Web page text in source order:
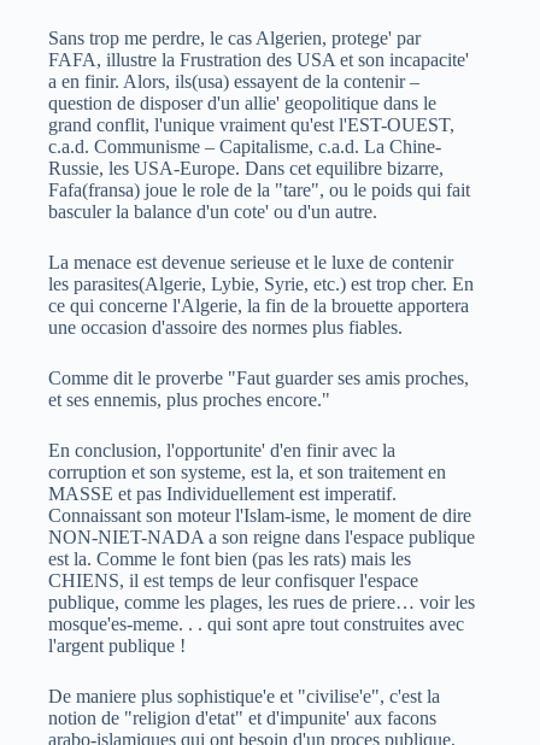
Sans trop me perdre, le cas Algerien, protege' par
FAFA, illustre la Frustration des USA et son incapacite'
a en finir. Alors, ils(usa) essayent de la contenir –
question de disposer d'un allie' geopolitique dans le
grand conflit, l'unique vraiment qu'est l'EST-OUEST,
c.a.d. Communisme – Capitalisme, c.a.d. La Chine-
Russie, les USA-Europe. Dans cet equilibre bizarre,
Fafa(fransa) joue le role de la "tare", ou le poids qui fait
basculer la balance d'un cote' ou d'un autre.
La menace est devenue serieuse et le luxe de contenir
les parasites(Algerie, Lybie, Syrie, etc.) est trop cher. En
ce qui concerne l'Algerie, la fin de la brouette apportera
une occasion d'assoire des normes plus fiables.
Comme dit le proverbe "Faut guarder ses amis proches,
et ses ennemis, plus proches encore."
En conclusion, l'opportunite' d'en finir avec la
corruption et son systeme, est la, et son traitement en
MASSE et pas Individuellement est imperatif.
Connaissant son moteur l'Islam-isme, le moment de dire
NON-NIET-NADA a son reigne dans l'espace publique
est la. Comme le font bien (pas les rats) mais les
CHIENS, il est temps de leur confisquer l'espace
publique, comme les plages, les rues de priere… voir les
mosque'es-meme. . . qui sont apre tout construites avec
l'argent publique !
De maniere plus sophistique'e et "civilise'e", c'est la
notion de "religion d'etat" et d'impunite' aux facons
arabo-islamiques qui ont besoin d'un proces publique,